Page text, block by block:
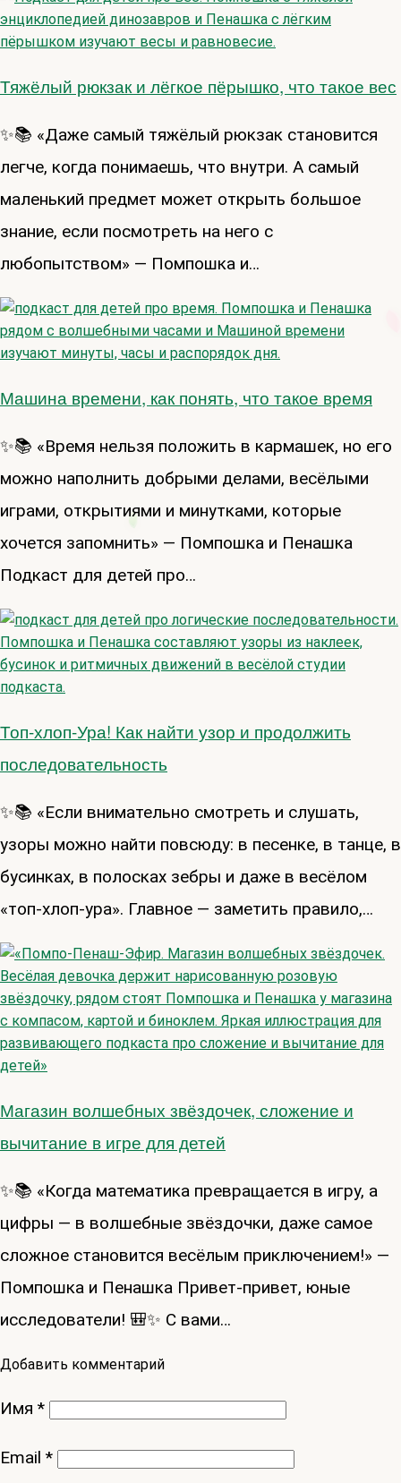
Тяжёлый рюкзак и лёгкое пёрышко, что такое вес
✨📚 «Даже самый тяжёлый рюкзак становится
легче, когда понимаешь, что внутри. А самый
маленький предмет может открыть большое
знание, если посмотреть на него с
любопытством» — Помпошка и…
Машина времени, как понять, что такое время
✨📚 «Время нельзя положить в кармашек, но его
можно наполнить добрыми делами, весёлыми
играми, открытиями и минутками, которые
хочется запомнить» — Помпошка и Пенашка
Подкаст для детей про…
Топ-хлоп-Ура! Как найти узор и продолжить
последовательность
✨📚 «Если внимательно смотреть и слушать,
узоры можно найти повсюду: в песенке, в танце, в
бусинках, в полосках зебры и даже в весёлом
«топ-хлоп-ура». Главное — заметить правило,…
Магазин волшебных звёздочек, сложение и
вычитание в игре для детей
✨📚 «Когда математика превращается в игру, а
цифры — в волшебные звёздочки, даже самое
сложное становится весёлым приключением!» —
Помпошка и Пенашка Привет-привет, юные
исследователи! 🎒✨ С вами…
Добавить комментарий
Имя *
Email *